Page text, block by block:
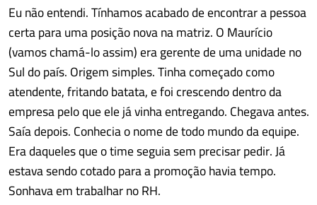
Eu não entendi. Tínhamos acabado de encontrar a pessoa
certa para uma posição nova na matriz. O Maurício
(vamos chamá-lo assim) era gerente de uma unidade no
Sul do país. Origem simples. Tinha começado como
atendente, fritando batata, e foi crescendo dentro da
empresa pelo que ele já vinha entregando. Chegava antes.
Saía depois. Conhecia o nome de todo mundo da equipe.
Era daqueles que o time seguia sem precisar pedir. Já
estava sendo cotado para a promoção havia tempo.
Sonhava em trabalhar no RH.